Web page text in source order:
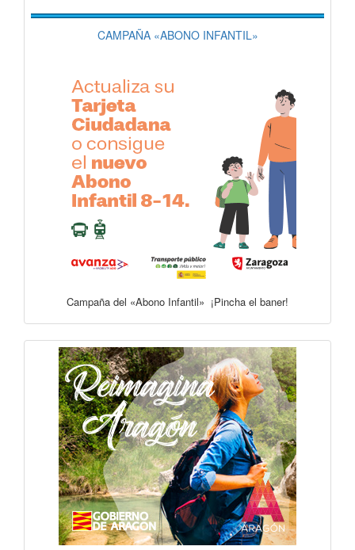
CAMPAÑA «ABONO INFANTIL»
Campaña del «Abono Infantil» ¡Pincha el baner!